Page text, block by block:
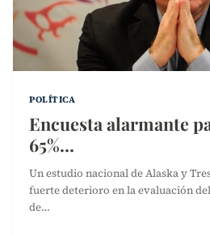
POLÍTICA
Encuesta alarmante
65%…
Un estudio nacional de Alaska y
fuerte deterioro en la evaluación
de…